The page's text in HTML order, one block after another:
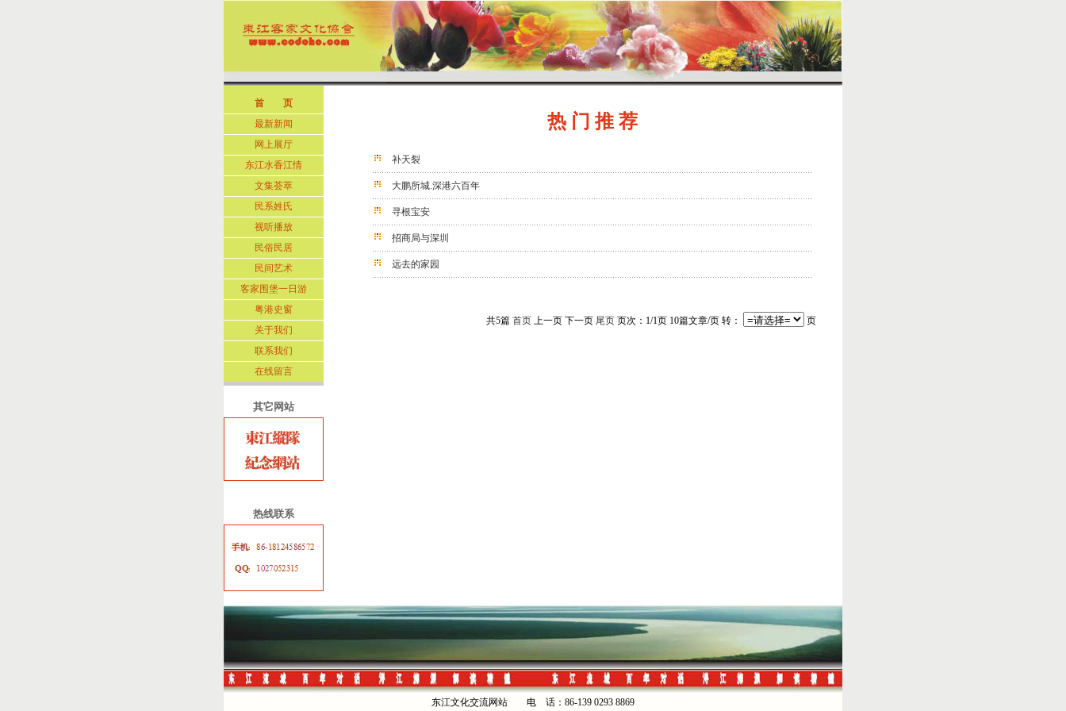
首 页
最新新闻
网上展厅
东江水香江情
文集荟萃
民系姓氏
视听播放
民俗民居
民间艺术
客家围堡一日游
粤港史窗
关于我们
联系我们
在线留言
其它网站
热线联系
热 门 推 荐
补天裂
大鹏所城.深港六百年
寻根宝安
招商局与深圳
远去的家园
共5篇 首页上一页 下一页 尾页页次：1/1页 10篇文章/页 转： 页
东江文化交流网站 电 话：86-139 0293 8869